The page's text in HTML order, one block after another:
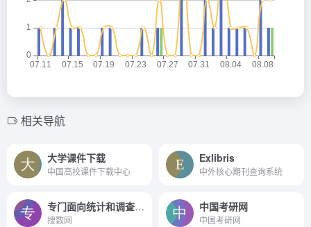
相关导航
大学课件下载
中国高校课件下载中心
Exlibris
中外核心期刊查询系统
专门面向统计和调查数据的专业垂直搜索网站
搜数网
中国考研网
中国考研网